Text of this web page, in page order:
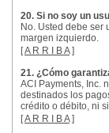
20. Si no soy un
No. Usted debe ser
margen izquierdo.
[A R R I B A]
21. ¿Cómo
ACI Payments, Inc.
destinados los
crédito o débito, ni
[A R R I B A]